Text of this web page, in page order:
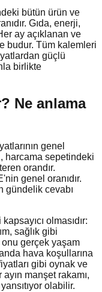
bütün ürün ve
Gıda, enerji,
ay açıklanan ve
budur. Tüm kalemleri
güçlü
birlikte
Ne anlama
genel
harcama sepetindeki
orandır.
genel oranıdır.
gündelik cevabı
olmasıdır:
sağlık gibi
gerçek yaşam
hava koşullarına
gibi oynak ve
manşet rakamı,
olabilir.